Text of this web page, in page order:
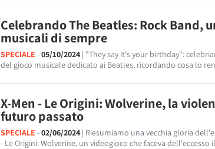
Celebrando The Beatles: Rock Band,
musicali di sempre
SPECIALE -05/10/2024 | "They say it's your birthday":
del gioco musicale dedicato ai Beatles, ricordando cosa lo
X-Men - Le Origini: Wolverine, la
futuro passato
SPECIALE -02/06/2024 | Riesumiamo una vecchia gloria
- Le Origini: Wolverine, un videogioco che faceva